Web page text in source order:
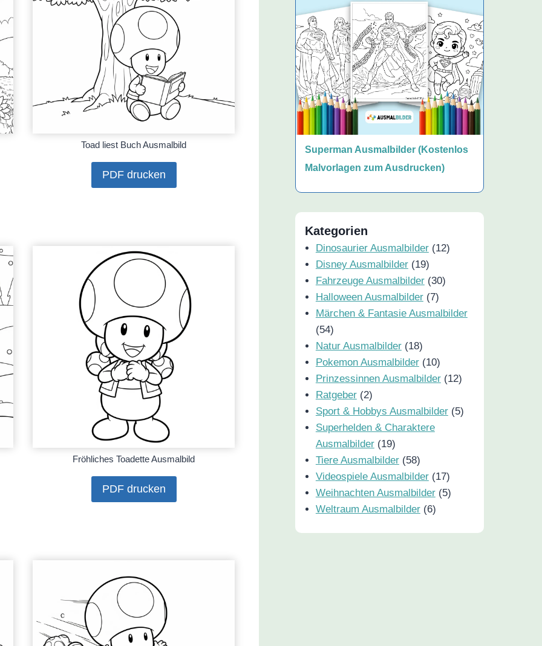
Toad liest Buch Ausmalbild
PDF drucken
Fröhliches Toadette Ausmalbild
PDF drucken
Superman Ausmalbilder (Kostenlos
Malvorlagen zum Ausdrucken)
Kategorien
Dinosaurier Ausmalbilder(12)
Disney Ausmalbilder(19)
Fahrzeuge Ausmalbilder(30)
Halloween Ausmalbilder(7)
Märchen & Fantasie Ausmalbilder
(54)
Natur Ausmalbilder(18)
Pokemon Ausmalbilder(10)
Prinzessinnen Ausmalbilder(12)
Ratgeber(2)
Sport & Hobbys Ausmalbilder(5)
Superhelden & Charaktere
Ausmalbilder(19)
Tiere Ausmalbilder(58)
Videospiele Ausmalbilder(17)
Weihnachten Ausmalbilder(5)
Weltraum Ausmalbilder(6)